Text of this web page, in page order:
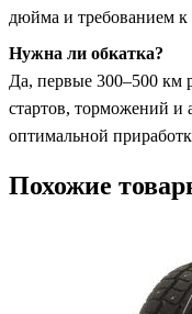
дюйма и требованием к
Нужна ли обкатка?
Да, первые 300–500 км
стартов, торможений и
оптимальной
Похожие